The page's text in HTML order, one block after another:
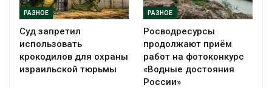
РАЗНОЕ
Суд запретил
использовать
крокодилов для охраны
израильской тюрьмы
РАЗНОЕ
Росводресурсы
продолжают приём
работ на фотоконкурс
«Водные достояния
России»